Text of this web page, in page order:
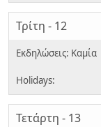
Τρίτη - 12
Τετάρτη - 13